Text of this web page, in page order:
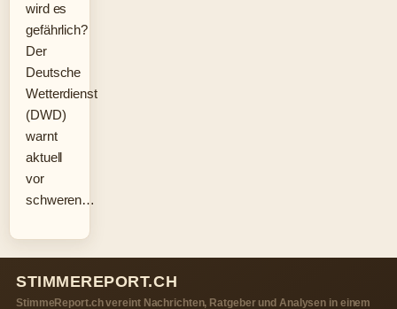
wird es
gefährlich?
Der
Deutsche
Wetterdienst
(DWD)
warnt
aktuell
vor
schweren…
STIMMEREPORT.CH
StimmeReport.ch vereint Nachrichten, Ratgeber und Analysen in einem